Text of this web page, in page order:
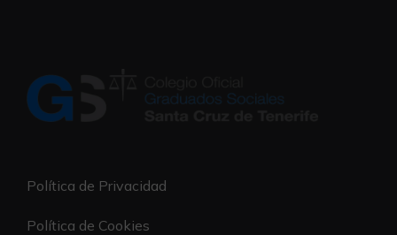
Política de Privacidad
Política de Cookies